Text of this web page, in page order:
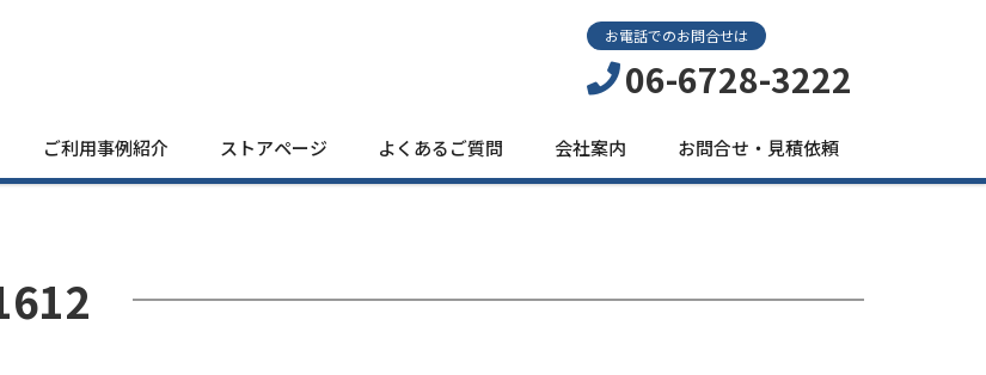
お電話でのお問合せは
06-6728-3222
ご利用事例紹介 ストアページ よくあるご質問 会社案内 お問合せ・見積依頼